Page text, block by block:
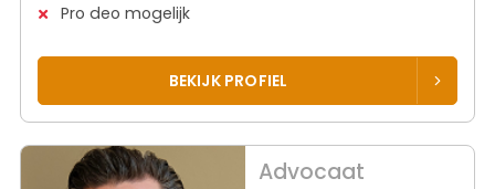
Pro deo mogelijk
BEKIJK PROFIEL
Advocaat